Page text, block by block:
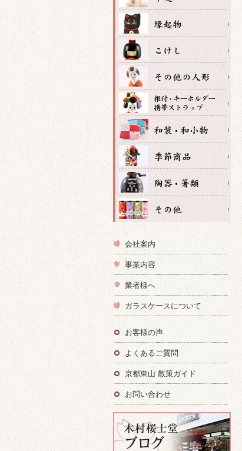
会社案内
事業内容
業者様へ
ガラスケースについて
お客様の声
よくあるご質問
京都東山 散策ガイド
お問い合わせ